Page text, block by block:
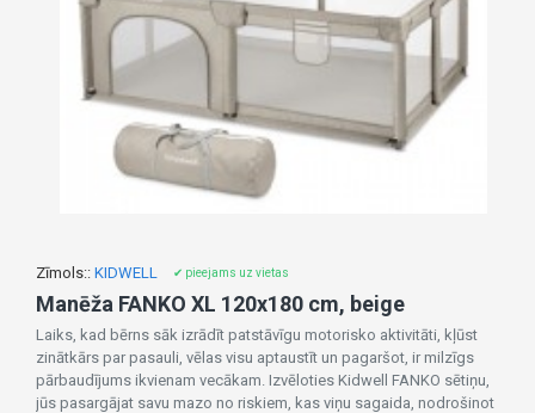
Zīmols:: KIDWELL ✔ pieejams uz vietas
Manēža FANKO XL 120x180 cm, beige
Laiks, kad bērns sāk izrādīt patstāvīgu motorisko aktivitāti, kļūst
zinātkārs par pasauli, vēlas visu aptaustīt un pagaršot, ir milzīgs
pārbaudījums ikvienam vecākam. Izvēloties Kidwell FANKO sētiņu,
jūs pasargājat savu mazo no riskiem, kas viņu sagaida, nodrošinot